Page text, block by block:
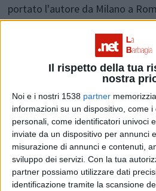
Il rispetto della tua
nostra
Noi e i nostri 1538 partner
informazioni su un dispositivo, come
personali, come identificatori univoci
inviate da un dispositivo per annunci
misurazione di annunci e contenuti,
sviluppo dei servizi. Con la tua
partner possiamo utilizzare dati
identificazione tramite la scansione
portato l'autore da Milano a
L'autore rivive il "Cammino"
le vicende della vita reale e
quell'esperienza fortifichi e
fatte di mille scadenze
"Il Cammino ti regala energia e
sopportare la sofferenza perché